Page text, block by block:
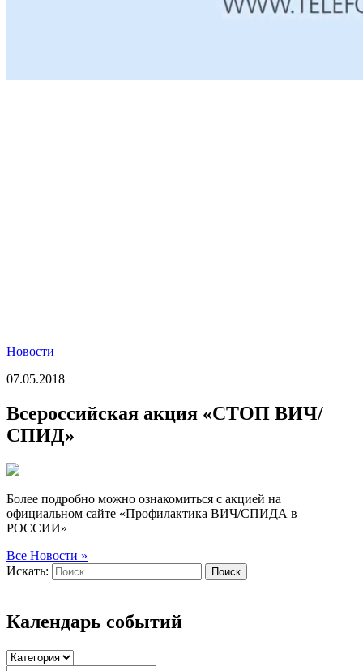
Новости
07.05.2018
Всероссийская акция «СТОП ВИЧ/
СПИД»
Более подробно можно ознакомиться с акцией на
официальном сайте «Профилактика ВИЧ/СПИДА в
РОССИИ»
Все Новости »
Искать:
Поиск
Календарь событий